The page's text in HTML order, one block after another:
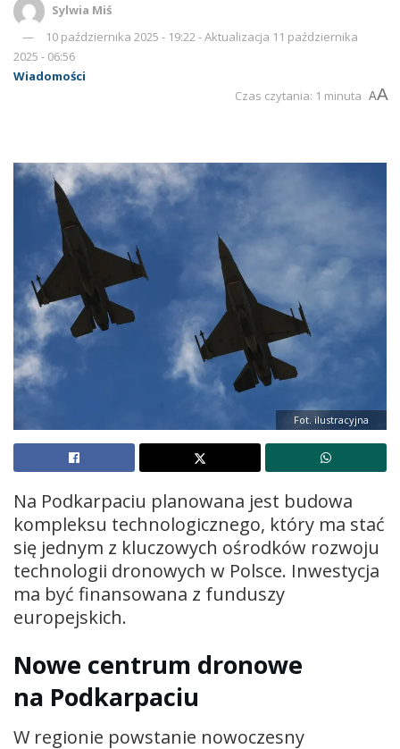
Sylwia Miś
10 października 2025 - 19:22 - Aktualizacja 11 października
2025 - 06:56
Wiadomości
Czas czytania: 1 minuta AA
Fot. ilustracyjna
Na Podkarpaciu planowana jest budowa
kompleksu technologicznego, który ma stać
się jednym z kluczowych ośrodków rozwoju
technologii dronowych w Polsce. Inwestycja
ma być finansowana z funduszy
europejskich.
Nowe centrum dronowe
na Podkarpaciu
W regionie powstanie nowoczesny